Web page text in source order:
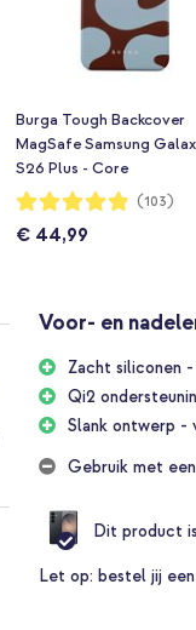
Burga Tough Backcover
MagSafe Samsung
S26 Plus - Core
Waardering:
97%
(103)
€ 44,99
Voor- en
Zacht siliconen
Qi2
Slank ontwerp -
Gebruik met
Dit product
Let op: bestel jij